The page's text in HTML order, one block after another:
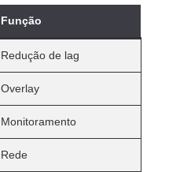
Função
Redução de lag
Overlay
Monitoramento
Rede